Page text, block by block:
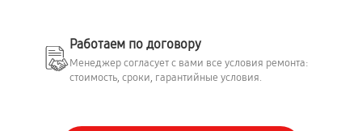
Работаем по договору
Менеджер согласует с вами все условия ремонта:
стоимость, сроки, гарантийные условия.